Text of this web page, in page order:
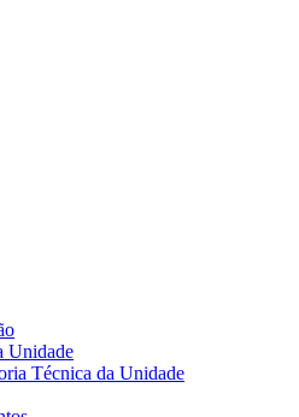
Unidade
Técnica da Unidade